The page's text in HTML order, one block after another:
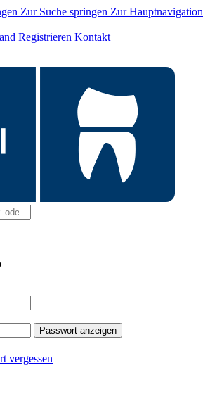
Zur Suche springen Zur Hauptnavigation
Registrieren Kontakt
Passwort anzeigen
vergessen